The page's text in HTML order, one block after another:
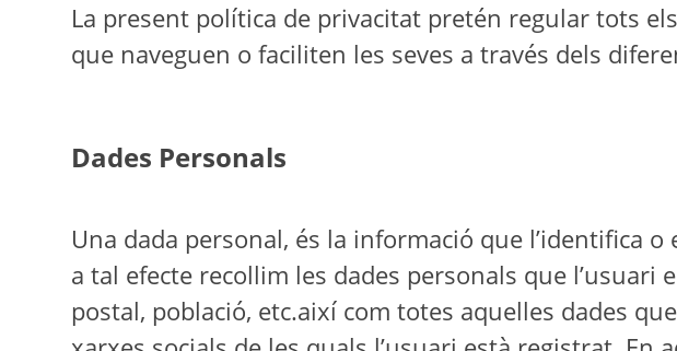
La present política de privacitat pretén regular tots
que naveguen o faciliten les seves a través dels
Dades Personals
Una dada personal, és la informació que l’identifica
a tal efecte recollim les dades personals que
postal, població, etc.així com totes aquelles dades